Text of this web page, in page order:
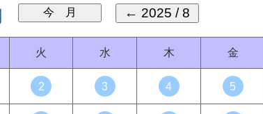
火 水 木 金
2 3 4 5